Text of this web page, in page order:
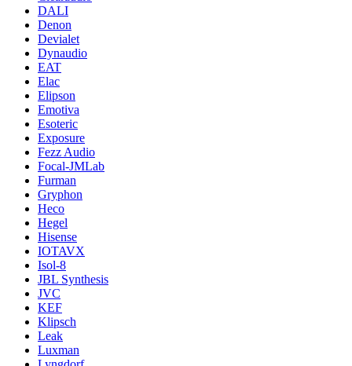
DALI
Denon
Devialet
Dynaudio
EAT
Elac
Elipson
Emotiva
Esoteric
Exposure
Fezz Audio
Focal-JMLab
Furman
Gryphon
Heco
Hegel
Hisense
IOTAVX
Isol-8
JBL Synthesis
JVC
KEF
Klipsch
Leak
Luxman